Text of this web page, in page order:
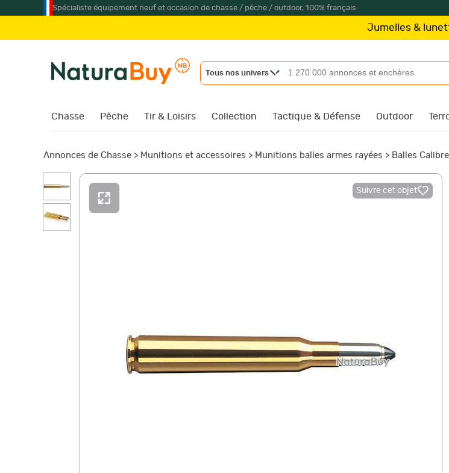
Spécialiste équipement neuf et occasion de chasse / pêche / outdoor, 100% français
Jumelles & lunette d'approche
Tous nos univers
Chasse Pêche Tir & Loisirs Collection Tactique & Défense Outdoor
Annonces de Chasse > Munitions et accessoires > Munitions balles armes rayées > Balles
Suivre cet objet